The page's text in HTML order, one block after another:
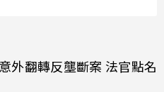
外翻轉反壟斷案 法官點名